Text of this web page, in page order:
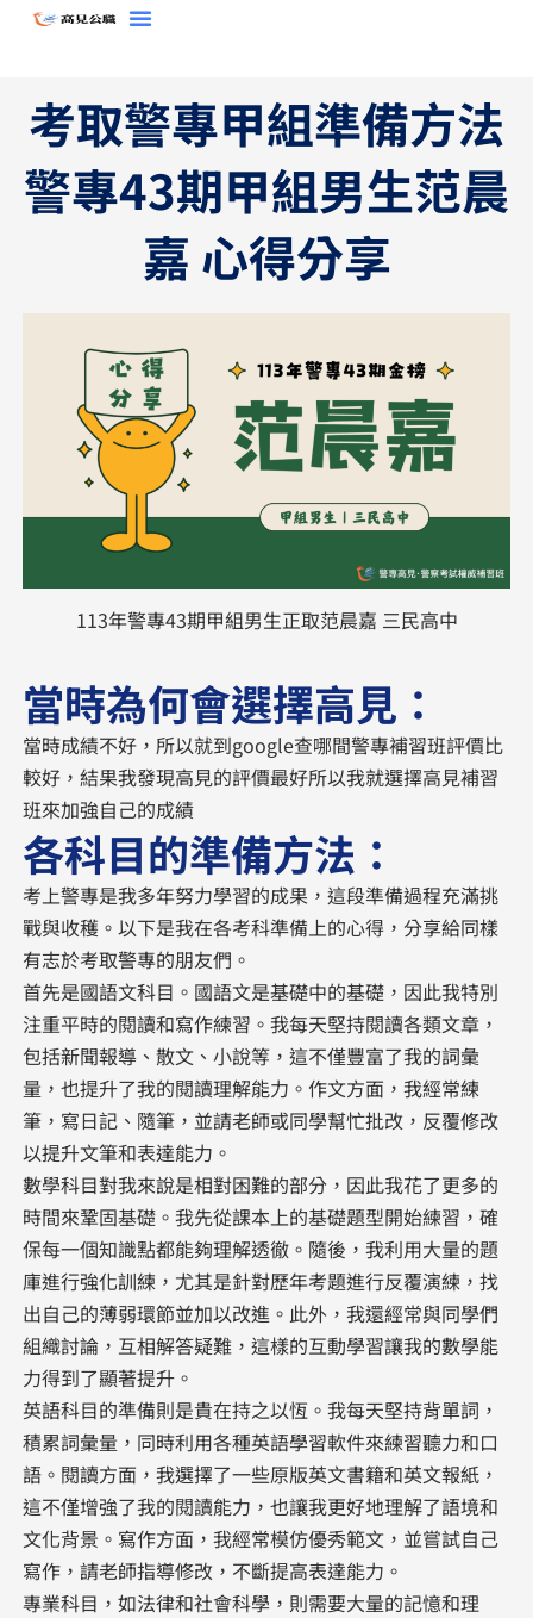
考取警專甲組準備方法
警專43期甲組男生范晨
嘉 心得分享
113年警專43期甲組男生正取范晨嘉 三民高中
當時為何會選擇高見：
當時成績不好，所以就到google查哪間警專補習班評價比
較好，結果我發現高見的評價最好所以我就選擇高見補習
班來加強自己的成績
各科目的準備方法：
考上警專是我多年努力學習的成果，這段準備過程充滿挑
戰與收穫。以下是我在各考科準備上的心得，分享給同樣
有志於考取警專的朋友們。
首先是國語文科目。國語文是基礎中的基礎，因此我特別
注重平時的閱讀和寫作練習。我每天堅持閱讀各類文章，
包括新聞報導、散文、小說等，這不僅豐富了我的詞彙
量，也提升了我的閱讀理解能力。作文方面，我經常練
筆，寫日記、隨筆，並請老師或同學幫忙批改，反覆修改
以提升文筆和表達能力。
數學科目對我來說是相對困難的部分，因此我花了更多的
時間來鞏固基礎。我先從課本上的基礎題型開始練習，確
保每一個知識點都能夠理解透徹。隨後，我利用大量的題
庫進行強化訓練，尤其是針對歷年考題進行反覆演練，找
出自己的薄弱環節並加以改進。此外，我還經常與同學們
組織討論，互相解答疑難，這樣的互動學習讓我的數學能
力得到了顯著提升。
英語科目的準備則是貴在持之以恆。我每天堅持背單詞，
積累詞彙量，同時利用各種英語學習軟件來練習聽力和口
語。閱讀方面，我選擇了一些原版英文書籍和英文報紙，
這不僅增強了我的閱讀能力，也讓我更好地理解了語境和
文化背景。寫作方面，我經常模仿優秀範文，並嘗試自己
寫作，請老師指導修改，不斷提高表達能力。
專業科目，如法律和社會科學，則需要大量的記憶和理